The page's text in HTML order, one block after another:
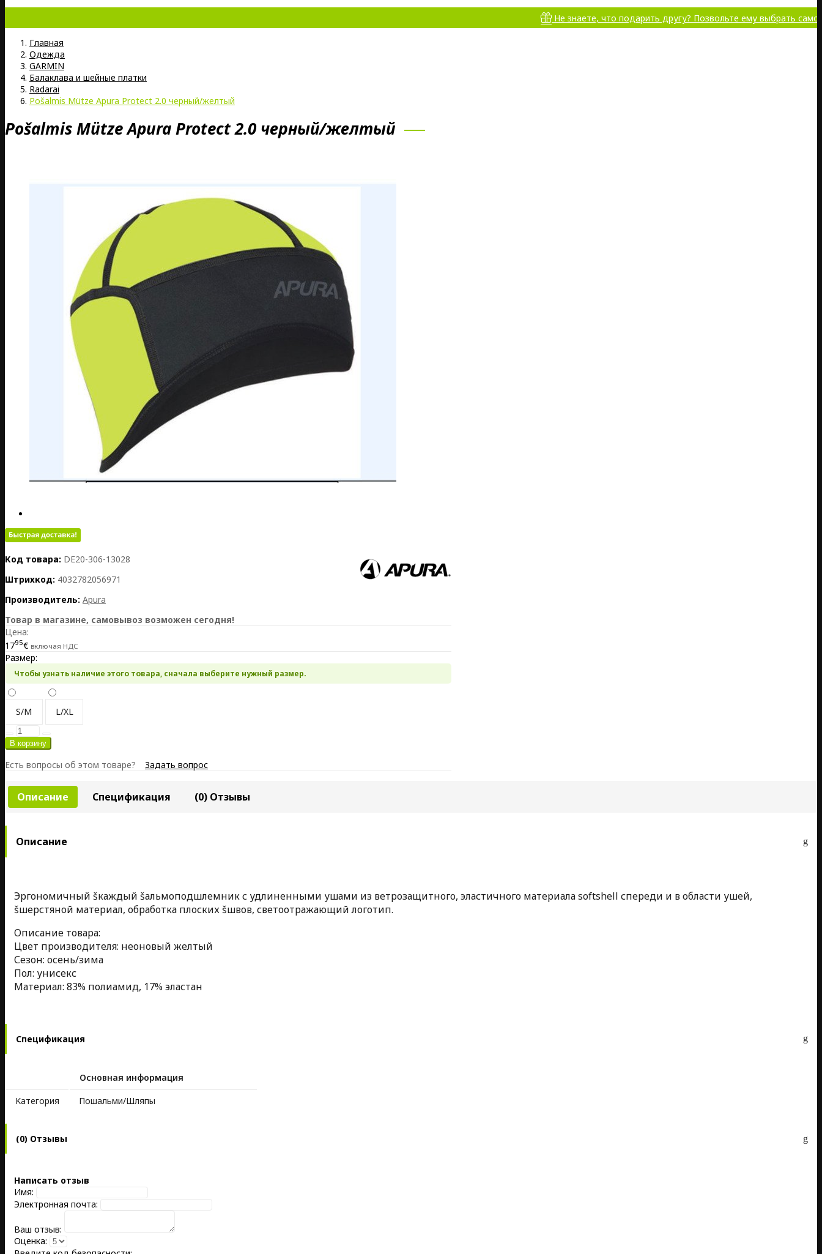
Не знаете, что подарить другу? Позвольте ему выбрать самому!
Главная
Oдежда
GARMIN
Балаклава и шейные платки
Radarai
Pošalmis Mütze Apura Protect 2.0 черный/желтый
Pošalmis Mütze Apura Protect 2.0 черный/желтый
Код товара: DE20-306-13028
Штрихкод: 4032782056971
Производитель: Apura
Товар в магазине, самовывоз возможен сегодня!
Цена:
1795€ включая НДС
Размер:
Чтобы узнать наличие этого товара, сначала выберите нужный размер.
S/M L/XL
Есть вопросы об этом товаре? Задать вопрос
Описание Спецификация (0) Отзывы
Описание
Эргономичный šкаждый šальмоподшлемник с удлиненными ушами из ветрозащитного, эластичного материала softshell спереди и в области ушей,
šшерстяной материал, обработка плоских šшвов, светоотражающий логотип.
Описание товара:
Цвет производителя: неоновый желтый
Сезон: осень/зима
Пол: унисекс
Материал: 83% полиамид, 17% эластан
Спецификация
Основная информация
Kатегория
Пошальми/Шляпы
(0) Отзывы
Написать отзыв
Имя:
Электронная почта:
Ваш отзыв:
Оценка: